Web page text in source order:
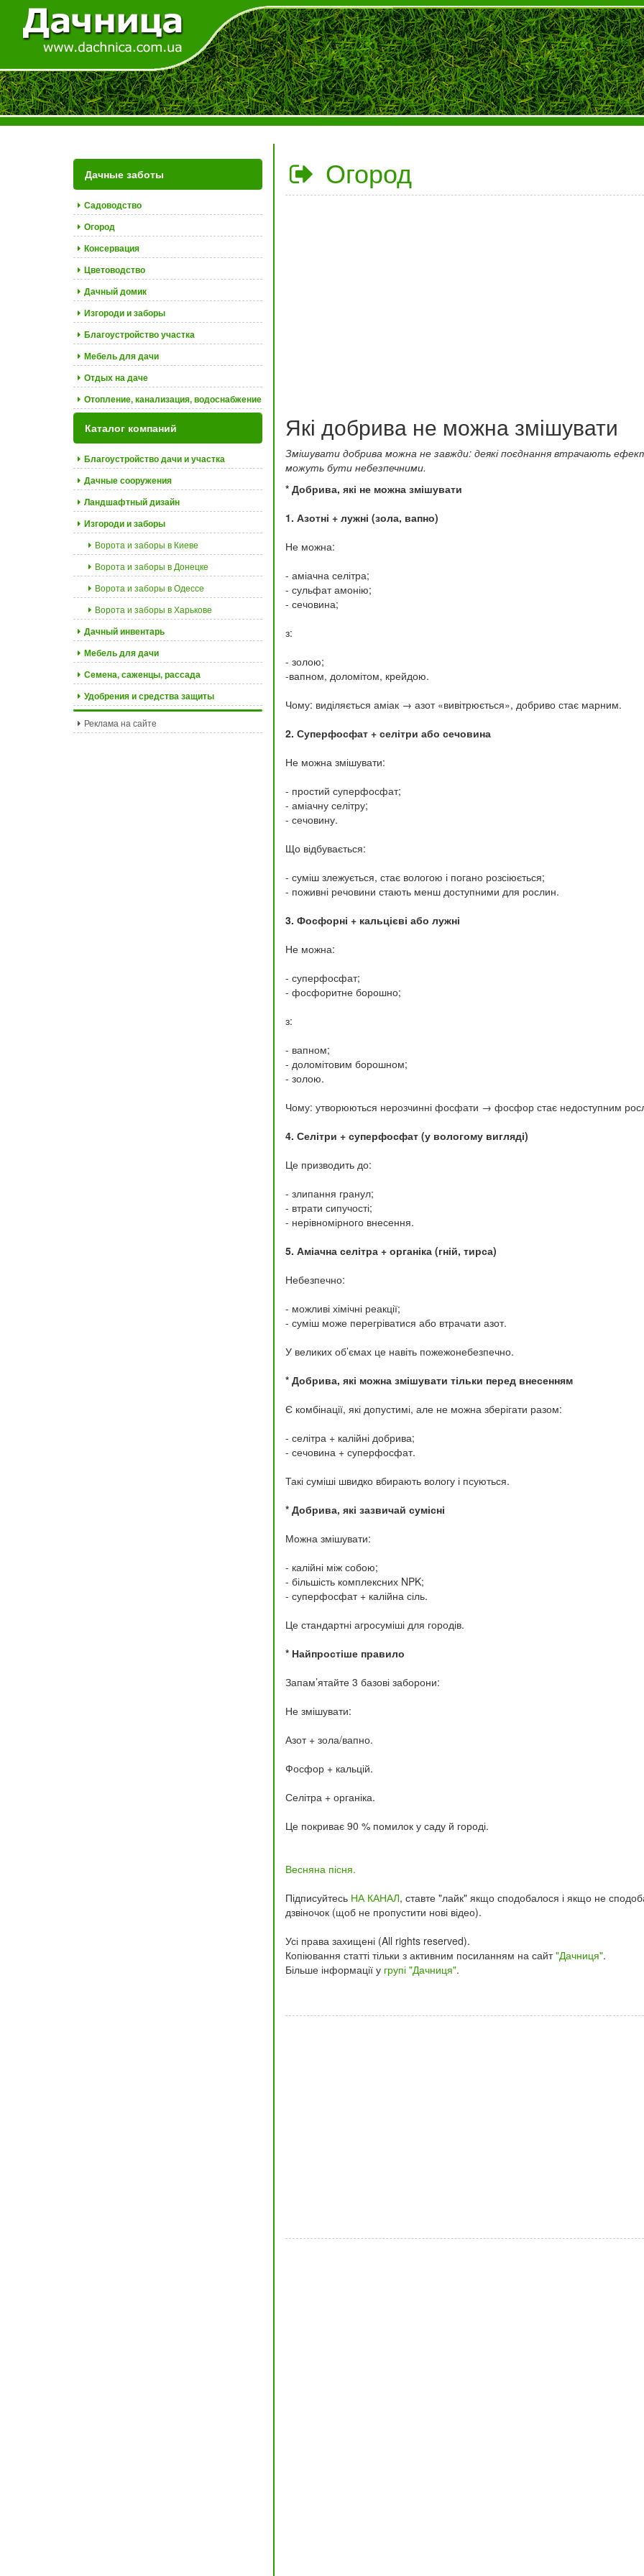
Дачные заботы
Садоводство
Огород
Консервация
Цветоводство
Дачный домик
Изгороди и заборы
Благоустройство участка
Мебель для дачи
Отдых на даче
Отопление, канализация, водоснабжение
Каталог компаний
Благоустройство дачи и участка
Дачные сооружения
Ландшафтный дизайн
Изгороди и заборы
Ворота и заборы в Киеве
Ворота и заборы в Донецке
Ворота и заборы в Одессе
Ворота и заборы в Харькове
Дачный инвентарь
Мебель для дачи
Семена, саженцы, рассада
Удобрения и средства защиты
Реклама на сайте
Огород
Які добрива не можна змішувати
Змішувати добрива можна не завжди: деякі поєднання втрачають
можуть бути небезпечними.
* Добрива, які не можна змішувати
1. Азотні + лужні (зола, вапно)
Не можна:
- аміачна селітра;
- сульфат амонію;
- сечовина;
з:
- золою;
-вапном, доломітом, крейдою.
Чому: виділяється аміак → азот «вивітрюється», добриво стає марним.
2. Суперфосфат + селітри або сечовина
Не можна змішувати:
- простий суперфосфат;
- аміачну селітру;
- сечовину.
Що відбувається:
- суміш злежується, стає вологою і погано розсіюється;
- поживні речовини стають менш доступними для рослин.
3. Фосфорні + кальцієві або лужні
Не можна:
- суперфосфат;
- фосфоритне борошно;
з:
- вапном;
- доломітовим борошном;
- золою.
Чому: утворюються нерозчинні фосфати → фосфор стає недоступним
4. Селітри + суперфосфат (у вологому вигляді)
Це призводить до:
- злипання гранул;
- втрати сипучості;
- нерівномірного внесення.
5. Аміачна селітра + органіка (гній, тирса)
Небезпечно:
- можливі хімічні реакції;
- суміш може перегріватися або втрачати азот.
У великих об’ємах це навіть пожежонебезпечно.
* Добрива, які можна змішувати тільки перед внесенням
Є комбінації, які допустимі, але не можна зберігати разом:
- селітра + калійні добрива;
- сечовина + суперфосфат.
Такі суміші швидко вбирають вологу і псуються.
* Добрива, які зазвичай сумісні
Можна змішувати:
- калійні між собою;
- більшість комплексних NPK;
- суперфосфат + калійна сіль.
Це стандартні агросуміші для городів.
* Найпростіше правило
Запам’ятайте 3 базові заборони:
Не змішувати:
Азот + зола/вапно.
Фосфор + кальцій.
Селітра + органіка.
Це покриває 90 % помилок у саду й городі.
Весняна пісня.
Підписуйтесь НА КАНАЛ, ставте "лайк" якщо сподобалося і якщо не
дзвіночок (щоб не пропустити нові відео).
Усі права захищені (All rights reserved).
Копіювання статті тільки з активним посиланням на сайт"Дачниця".
Більше інформації у групі "Дачниця".